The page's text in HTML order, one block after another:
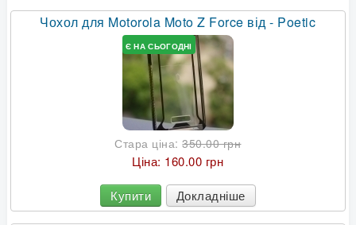
Чохол для Motorola Moto Z Force від - Poetic
Є НА СЬОГОДНІ
Стара ціна:350.00 грн
Ціна: 160.00 грн
Купити Докладніше